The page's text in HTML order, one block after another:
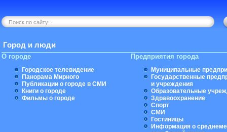
Город и люди
О городе
Городское телевидение
Панорама Мирного
Публикации о городе в СМИ
Книги о городе
Фильмы о городе
Предприятия города
Муниципальные
Государственные
и учреждения
Образовательные
Здравоохранение
Спорт
СМИ
Гостиницы
Информация о